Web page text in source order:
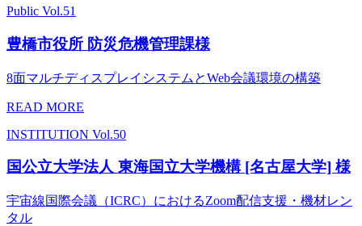
Public Vol.51
豊橋市役所 防災危機管理課様
8面マルチディスプレイシステムとWeb会議環境の構築
READ MORE
INSTITUTION Vol.50
国公立大学法人 東海国立大学機構 [名古屋大学] 様
宇宙線国際会議（ICRC）におけるZoom配信支援・機材レン
タル